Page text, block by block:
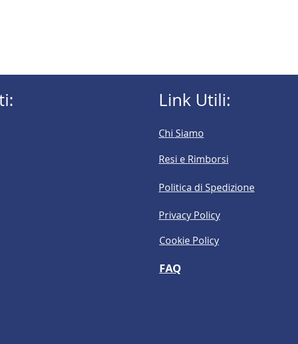
Link Utili:
Chi Siamo
Resi e Rimborsi
Politica di Spedizione
Privacy Policy
Cookie Policy
FAQ